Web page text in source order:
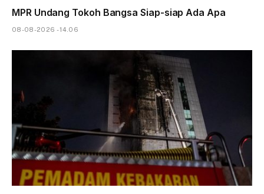
MPR Undang Tokoh Bangsa Siap-siap Ada Apa
08-08-2026 - 14.06